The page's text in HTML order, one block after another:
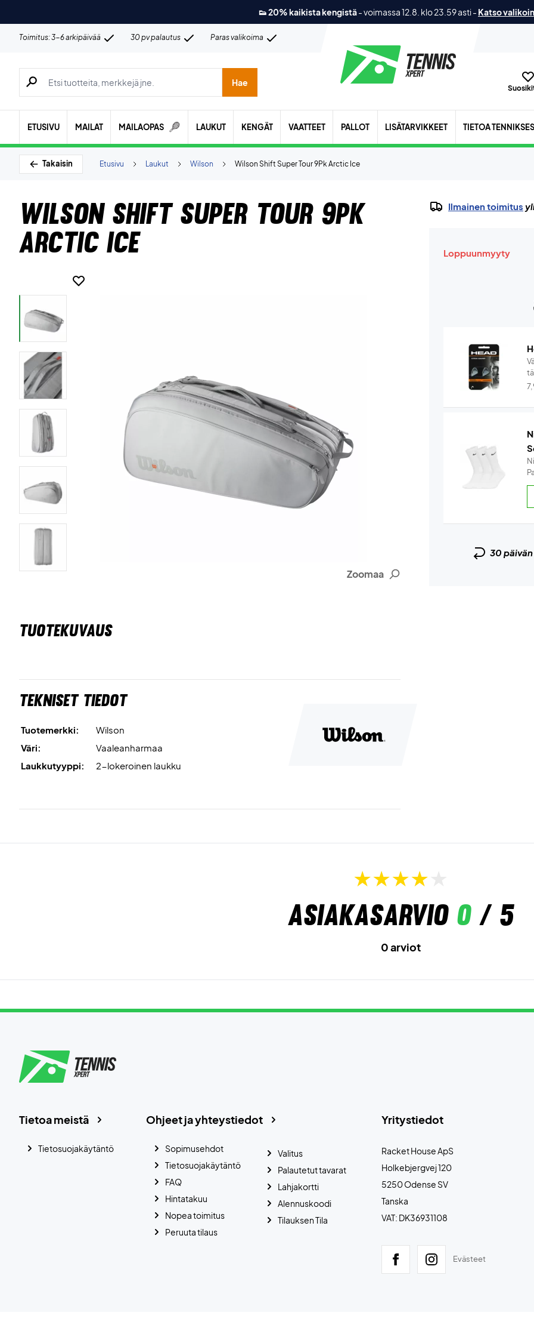
👟 20% kaikista kengistä-voimassa 12.8. klo 23.59 asti- Katso
Toimitus: 3-6 arkipäivää 30 pv palautus Paras valikoima
Hae tuotteita, merkkejä jne.
Hae
ETUSIVU MAILAT MAILAOPAS LAUKUT KENGÄT VAATTEET PALLOT LISÄTARVIKKEET TIETOA
Takaisin Wilson Shift Super Tour 9Pk Arctic Ice
Wilson
Laukut
Etusivu
Wilson Shift Super Tour 9Pk
Arctic Ice
Zoomaa
TUOTEKUVAUS
Tekniset tiedot
Tuotemerkki:
Wilson
Väri:
Vaaleanharmaa
Laukkutyyppi:
2-lokeroinen laukku
Ilmainen toimitus
Loppuunmyyty
30 päivän
Asiakasarvio 0/ 5
0 arviot
Yritystiedot
Racket House ApS
Holkebjergvej 120
5250 Odense SV
Tanska
VAT: DK36931108
Evästeet
Ohjeet ja yhteystiedot
Sopimusehdot
Tietosuojakäytäntö
FAQ
Hintatakuu
Nopea toimitus
Peruuta tilaus
Valitus
Palautetut tavarat
Lahjakortti
Alennuskoodi
Tilauksen Tila
Tietoa meistä
Tietosuojakäytäntö